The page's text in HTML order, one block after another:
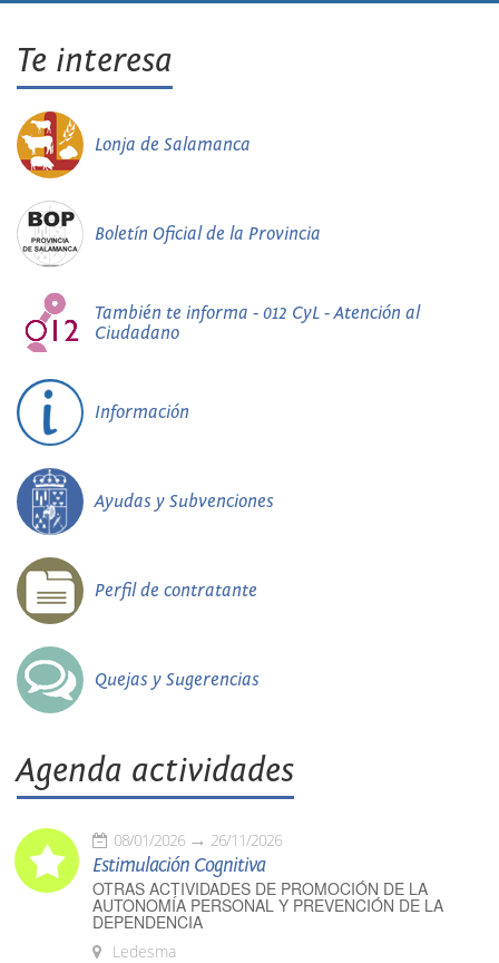
Te interesa
Lonja de Salamanca
Boletín Oficial de la Provincia
También te informa - 012 CyL - Atención al
Ciudadano
Información
Ayudas y Subvenciones
Perfil de contratante
Quejas y Sugerencias
Agenda actividades
08/01/2026 26/11/2026
Estimulación Cognitiva
OTRAS ACTIVIDADES DE PROMOCIÓN DE LA
AUTONOMÍA PERSONAL Y PREVENCIÓN DE LA
DEPENDENCIA
Ledesma